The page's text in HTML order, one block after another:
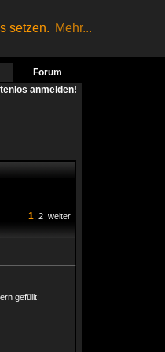
setzen. Mehr...
Forum
anmelden!
1 2 weiter
gefüllt: